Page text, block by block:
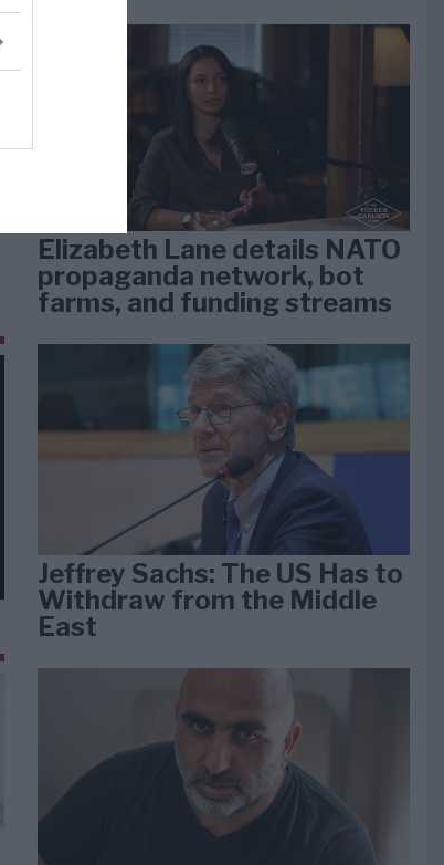
Elizabeth Lane details NATO
propaganda network, bot
farms, and funding streams
Jeffrey Sachs: The US Has to
Withdraw from the Middle
East